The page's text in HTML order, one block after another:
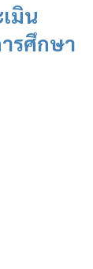
มิน
รศึกษา